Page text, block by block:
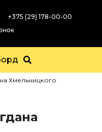
+375 (29) 178-00-00
Хмельницкого